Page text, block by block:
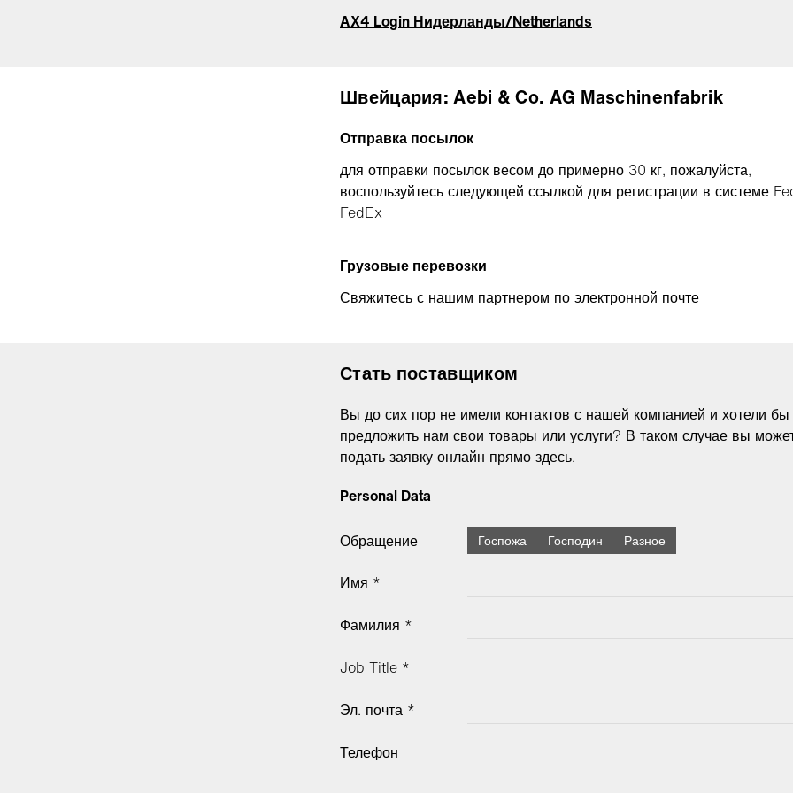
AX4 Login Нидерланды/Netherlands
Швейцария: Aebi & Co. AG Maschinenfabrik
Отправка посылок
для отправки посылок весом до примерно 30 кг, пожалуйста,
воспользуйтесь следующей ссылкой для регистрации в системе
FedEx
Грузовые перевозки
Свяжитесь с нашим партнером по электронной почте
Стать поставщиком
Вы до сих пор не имели контактов с нашей компанией и хотели бы
предложить нам свои товары или услуги? В таком случае вы
подать заявку онлайн прямо здесь.
Personal Data
Обращение Госпожа Господин Разное
Имя *
Фамилия *
Job Title *
Эл. почта *
Телефон